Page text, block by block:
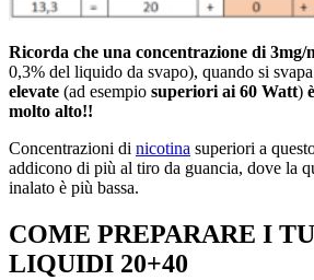
Ricorda che una concentrazione di 3mg/
0,3% del liquido da svapo), quando si svapa
elevate (ad esempio superiori ai 60 Watt)
molto alto!!
Concentrazioni di nicotina superiori a
addicono di più al tiro da guancia, dove la
inalato è più bassa.
COME PREPARARE I
LIQUIDI 20+40